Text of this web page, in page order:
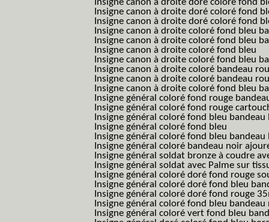
Insigne canon à droite doré coloré fond
Insigne canon à droite doré coloré fond
Insigne canon à droite doré coloré fond
Insigne canon à droite coloré fond bleu
Insigne canon à droite coloré fond bleu
Insigne canon à droite coloré fond bleu
Insigne canon à droite coloré fond bleu
Insigne canon à droite coloré bandeau
Insigne canon à droite coloré bandeau
Insigne canon à droite coloré fond bleu
Insigne général coloré fond rouge
Insigne général coloré fond rouge
Insigne général coloré fond bleu bandeau
Insigne général coloré fond bleu
Insigne général coloré fond bleu bandeau
Insigne général coloré bandeau noir
Insigne général soldat bronze à coudre
Insigne général soldat avec Palme sur
Insigne général coloré doré fond rouge
Insigne général coloré doré fond bleu
Insigne général coloré doré fond rouge
Insigne général coloré fond bleu
Insigne général coloré vert fond bleu